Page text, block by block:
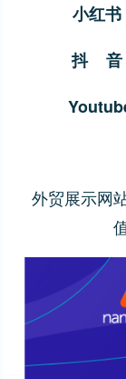
小红
抖 音
外贸展示网